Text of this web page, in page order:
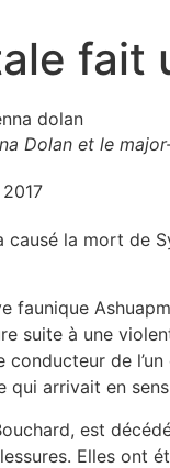
fait
Dolan et le
la mort de
faunique
suite à une
conducteur de
arrivait en
est
Elles ont